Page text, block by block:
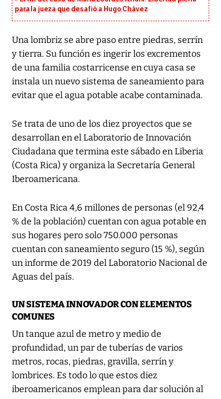
para la jueza que desafió a Hugo Chávez
Una lombriz se abre paso entre piedras, serrín
y tierra. Su función es ingerir los excrementos
de una familia costarricense en cuya casa se
instala un nuevo sistema de saneamiento para
evitar que el agua potable acabe contaminada.
Se trata de uno de los diez proyectos que se
desarrollan en el Laboratorio de Innovación
Ciudadana que termina este sábado en Liberia
(Costa Rica) y organiza la Secretaría General
Iberoamericana.
En Costa Rica 4,6 millones de personas (el 92,4
% de la población) cuentan con agua potable en
sus hogares pero solo 750.000 personas
cuentan con saneamiento seguro (15 %), según
un informe de 2019 del Laboratorio Nacional de
Aguas del país.
UN SISTEMA INNOVADOR CON ELEMENTOS
COMUNES
Un tanque azul de metro y medio de
profundidad, un par de tuberías de varios
metros, rocas, piedras, gravilla, serrín y
lombrices. Es todo lo que estos diez
iberoamericanos emplean para dar solución al